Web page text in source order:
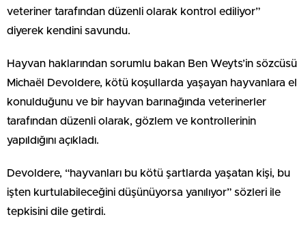
veteriner tarafından düzenli olarak kontrol ediliyor”
diyerek kendini savundu.
Hayvan haklarından sorumlu bakan Ben Weyts’in sözcüsü
Michaël Devoldere, kötü koşullarda yaşayan hayvanlara el
konulduğunu ve bir hayvan barınağında veterinerler
tarafından düzenli olarak, gözlem ve kontrollerinin
yapıldığını açıkladı.
Devoldere, “hayvanları bu kötü şartlarda yaşatan kişi, bu
işten kurtulabileceğini düşünüyorsa yanılıyor” sözleri ile
tepkisini dile getirdi.